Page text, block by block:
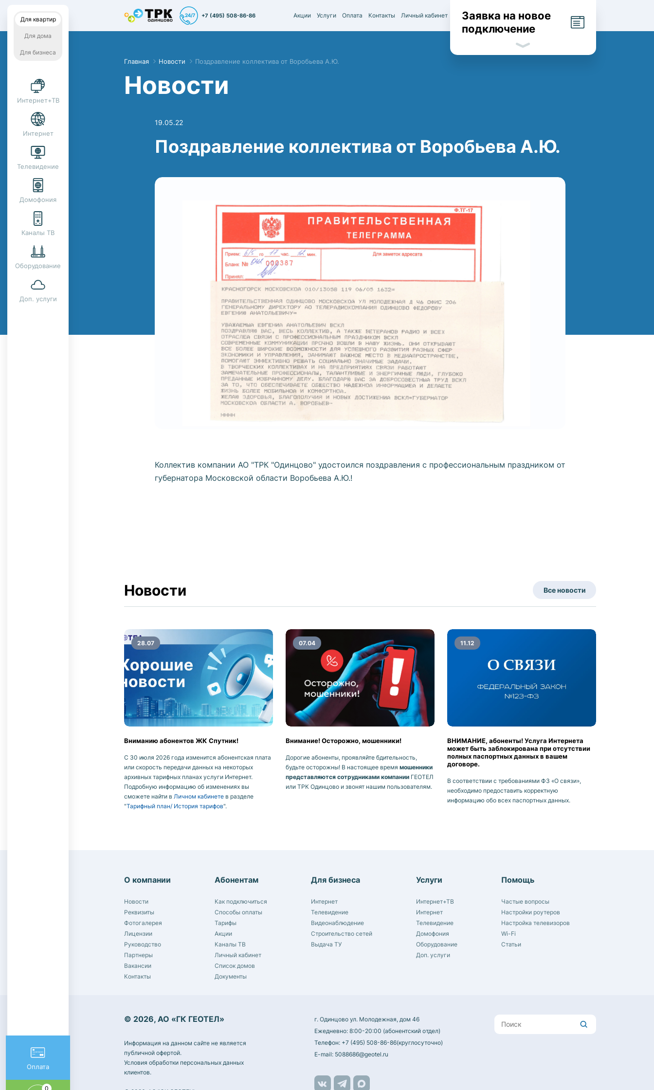
Для квартир
Для дома
Для бизнеса
Интернет+ТВ
Интернет
Телевидение
Домофония
Каналы ТВ
Оборудование
Доп. услуги
Оплата
0
+7 (495) 508-86-86 Акции Услуги Оплата Контакты Личный кабинет
Заявка на новое
подключение
Главная Новости Поздравление коллектива от Воробьева А.Ю.
Новости
19.05.22
Поздравление коллектива от Воробьева А.Ю.
Коллектив компании АО "ТРК "Одинцово" удостоился поздравления с профессиональным праздником от
губернатора Московской области Воробьева А.Ю.!
Новости Все новости
28.07
Вниманию абонентов ЖК Спутник!
С 30 июля 2026 года изменится абонентская плата
или скорость передачи данных на некоторых
архивных тарифных планах услуги Интернет.
Подробную информацию об изменениях вы
сможете найти в Личном кабинете в разделе
"Тарифный план/ История тарифов".
07.04
Внимание! Осторожно, мошенники!
Дорогие абоненты, проявляйте бдительность,
будьте осторожны! В настоящее время мошенники
представляются сотрудниками компании ГЕОТЕЛ
или ТРК Одинцово и звонят нашим пользователям.
11.12
ВНИМАНИЕ, абоненты! Услуга Интернета
может быть заблокирована при отсутствии
полных паспортных данных в вашем
договоре.
В соответствии с требованиями ФЗ «О связи»,
необходимо предоставить корректную
информацию обо всех паспортных данных.
О компании
Новости
Реквизиты
Фотогалерея
Лицензии
Руководство
Партнеры
Вакансии
Контакты
Абонентам
Как подключиться
Способы оплаты
Тарифы
Акции
Каналы ТВ
Личный кабинет
Список домов
Документы
Для бизнеса
Интернет
Телевидение
Видеонаблюдение
Строительство сетей
Выдача ТУ
Услуги
Интернет+ТВ
Интернет
Телевидение
Домофония
Оборудование
Доп. услуги
Помощь
Частые вопросы
Настройки роутеров
Настройка телевизоров
Wi-Fi
Статьи
© 2026, АО «ГК ГЕОТЕЛ»
Информация на данном сайте не является
публичной офертой.
Условия обработки персональных данных
клиентов.
г. Одинцово ул. Молодежная, дом 46
Ежедневно: 8:00-20:00 (абонентский отдел)
Телефон: +7 (495) 508-86-86(круглосуточно)
E-mail: 5088686@geotel.ru